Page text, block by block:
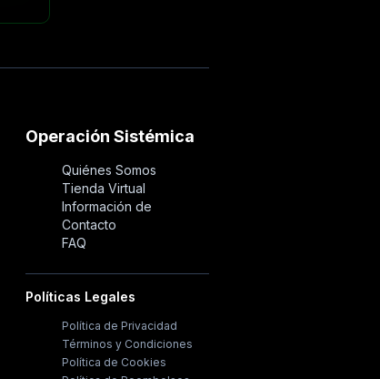
Operación Sistémica
Quiénes Somos
Tienda Virtual
Información de
Contacto
FAQ
Políticas Legales
Política de Privacidad
Términos y Condiciones
Política de Cookies